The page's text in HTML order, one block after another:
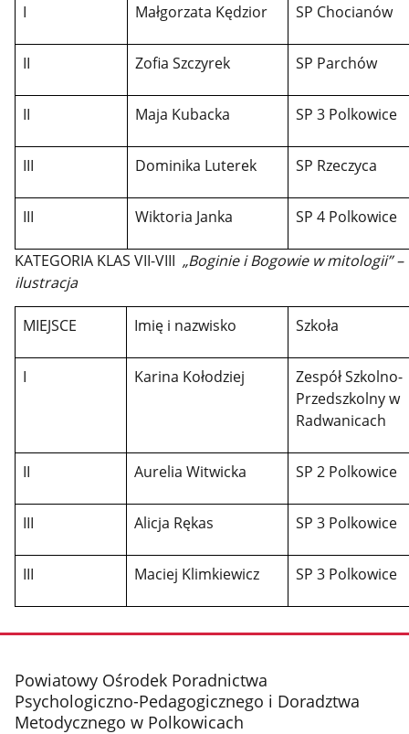
I Małgorzata Kędzior SP Chocianów
II Zofia Szczyrek SP Parchów
II Maja Kubacka SP 3 Polkowice
III Dominika Luterek SP Rzeczyca
III Wiktoria Janka SP 4 Polkowice
KATEGORIA KLAS VII-VIII „Boginie i Bogowie w mitologii” –
ilustracja
MIEJSCE Imię i nazwisko Szkoła
I Karina Kołodziej
Zespół Szkolno-
Przedszkolny w
Radwanicach
II Aurelia Witwicka SP 2 Polkowice
III Alicja Rękas SP 3 Polkowice
III Maciej Klimkiewicz SP 3 Polkowice
stopka
Powiatowy Ośrodek Poradnictwa
Psychologiczno-Pedagogicznego i Doradztwa
Metodycznego w Polkowicach